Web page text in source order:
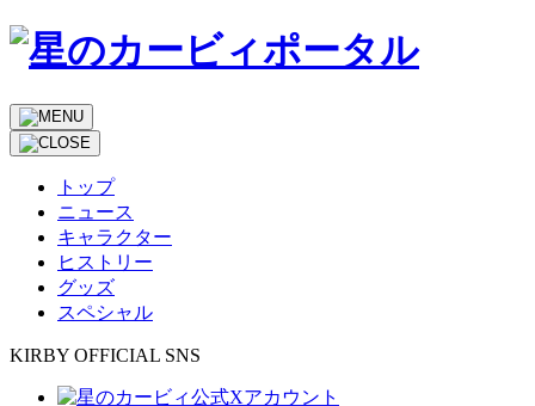
トップ
ニュース
キャラクター
ヒストリー
グッズ
スペシャル
KIRBY OFFICIAL SNS